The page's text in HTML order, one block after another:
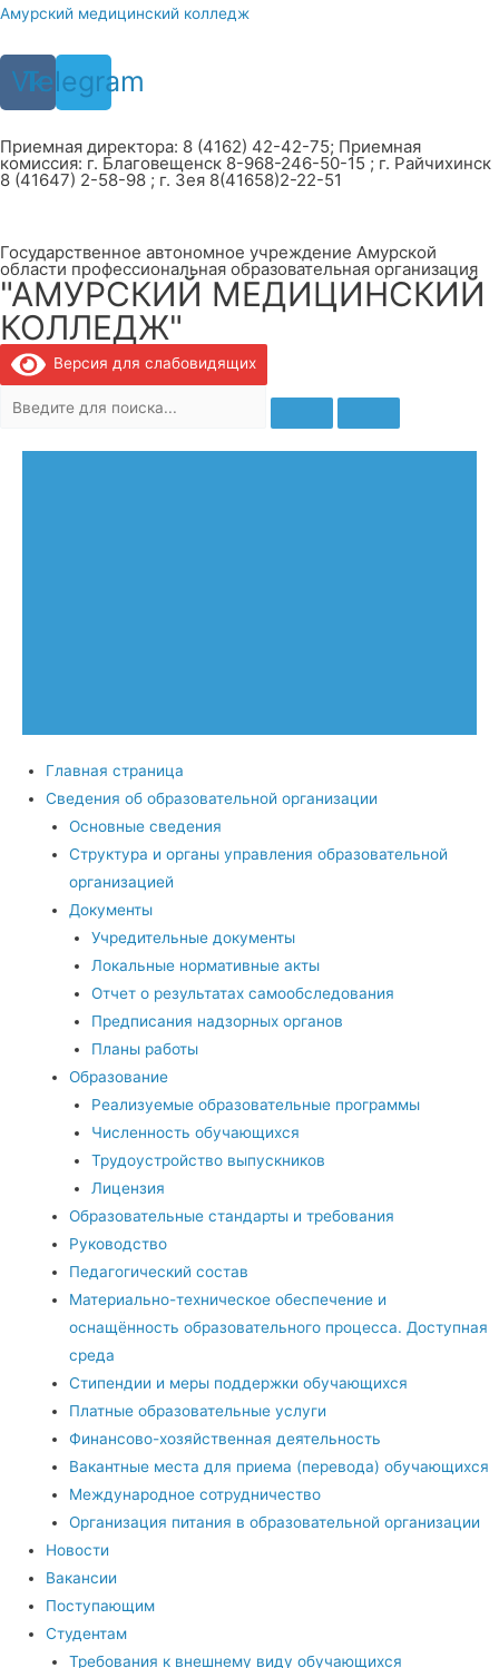
Перейти
содержимому
Амурский медицинский колледж
Vk
Telegram
Приемная директора: 8 (4162) 42-42-75; Приемная
комиссия: г. Благовещенск 8-968-246-50-15 ; г. Райчихинск
8 (41647) 2-58-98 ; г. Зея 8(41658)2-22-51
Государственное автономное учреждение Амурской
области профессиональная образовательная организация
"АМУРСКИЙ МЕДИЦИНСКИЙ
КОЛЛЕДЖ"
Версия для слабовидящих
Главная страница
Сведения об образовательной организации
Основные сведения
Структура и органы управления образовательной
организацией
Документы
Учредительные документы
Локальные нормативные акты
Отчет о результатах самообследования
Предписания надзорных органов
Планы работы
Образование
Реализуемые образовательные программы
Численность обучающихся
Трудоустройство выпускников
Лицензия
Образовательные стандарты и требования
Руководство
Педагогический состав
Материально-техническое обеспечение и
оснащённость образовательного процесса. Доступная
среда
Стипендии и меры поддержки обучающихся
Платные образовательные услуги
Финансово-хозяйственная деятельность
Вакантные места для приема (перевода) обучающихся
Международное сотрудничество
Организация питания в образовательной организации
Новости
Вакансии
Поступающим
Студентам
Требования к внешнему виду обучающихся